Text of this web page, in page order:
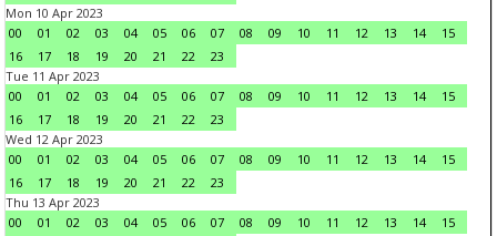
Mon 10 Apr 2023
00
01 02 03 04 05 06 07 08 09 10 11 12 13 14
15
16
17 18 19 20 21 22
23
Tue 11 Apr 2023
00
01 02 03 04 05 06 07 08 09 10 11 12 13 14
15
16
17 18 19 20 21 22
23
Wed 12 Apr 2023
00
01 02 03 04 05 06 07 08 09 10 11 12 13 14
15
16
17 18 19 20 21 22
23
Thu 13 Apr 2023
00
01 02 03 04 05 06 07 08 09 10 11 12 13 14
15